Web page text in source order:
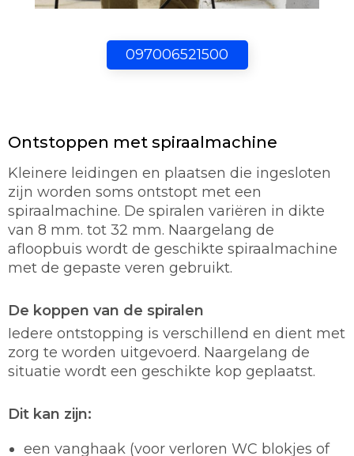
097006521500
Ontstoppen met spiraalmachine
Kleinere leidingen en plaatsen die ingesloten
zijn worden soms ontstopt met een
spiraalmachine. De spiralen variëren in dikte
van 8 mm. tot 32 mm. Naargelang de
afloopbuis wordt de geschikte spiraalmachine
met de gepaste veren gebruikt.
De koppen van de spiralen
Iedere ontstopping is verschillend en dient met
zorg te worden uitgevoerd. Naargelang de
situatie wordt een geschikte kop geplaatst.
Dit kan zijn:
een vanghaak (voor verloren WC blokjes of